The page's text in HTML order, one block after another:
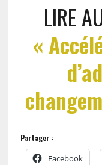
LIRE
«
Partager :
Facebook